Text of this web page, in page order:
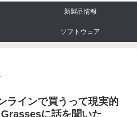
新製品情報
ソフトウェア
ラインで買うって現実的
に話を聞いた